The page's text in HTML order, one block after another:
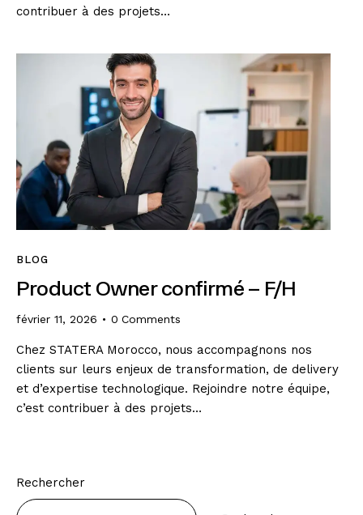
contribuer à des projets…
BLOG
Product Owner confirmé – F/H
février 11, 2026 0 Comments
Chez STATERA Morocco, nous accompagnons nos
clients sur leurs enjeux de transformation, de delivery
et d’expertise technologique. Rejoindre notre équipe,
c’est contribuer à des projets…
Rechercher